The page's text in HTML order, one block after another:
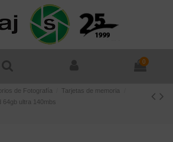
0
de Fotografía
Tarjetas de memoria
64gb ultra 140mbs